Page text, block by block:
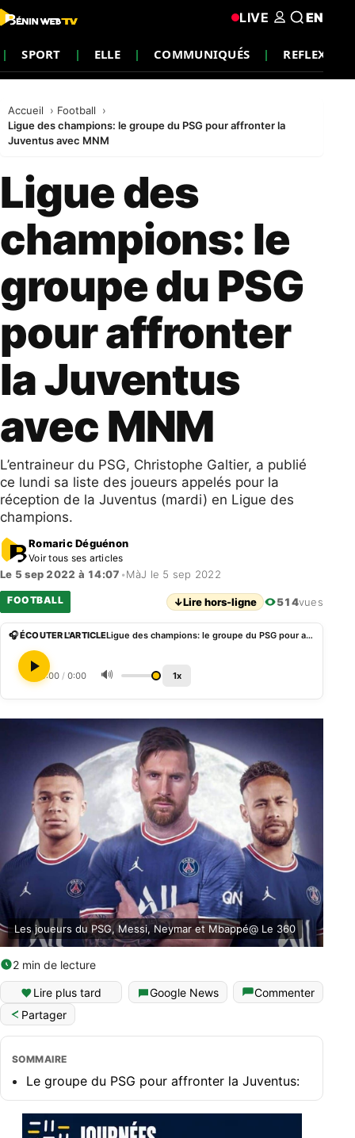
SPORT ELLE COMMUNIQUÉS REFLEXION
LIVE EN
Accueil
Football
Ligue des champions: le groupe du PSG pour affronter la
Juventus avec MNM
Ligue des
champions: le
groupe du PSG
pour affronter
la Juventus
avec MNM
L’entraineur du PSG, Christophe Galtier, a publié
ce lundi sa liste des joueurs appelés pour la
réception de la Juventus (mardi) en Ligue des
champions.
Romaric Déguénon
Voir tous ses articles
Le 5 sep 2022 à 14:07 •MàJ le 5 sep 2022
FOOTBALL ↓Lire hors-ligne 514vues
🎧 ÉCOUTER L'ARTICLE Ligue des champions: le groupe du PSG pour affronter la Juventus avec MNM
0:00 / 0:00 🔊 1x
Les joueurs du PSG, Messi, Neymar et Mbappé@ Le 360
2 min de lecture
Lire plus tard Google News
Commenter
Partager
SOMMAIRE
Le groupe du PSG pour affronter la Juventus: